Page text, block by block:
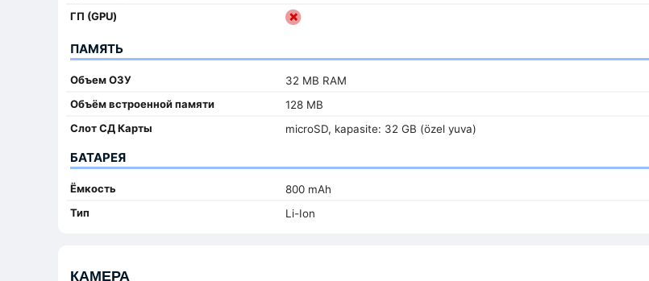
ГП (GPU)
ПАМЯТЬ
Объем ОЗУ
32 MB RAM
Объём встроенной памяти
128 MB
Слот СД Карты
microSD, kapasite: 32 GB (özel yuva)
БАТАРЕЯ
Ёмкость
800 mAh
Тип
Li-Ion
КАМЕРА